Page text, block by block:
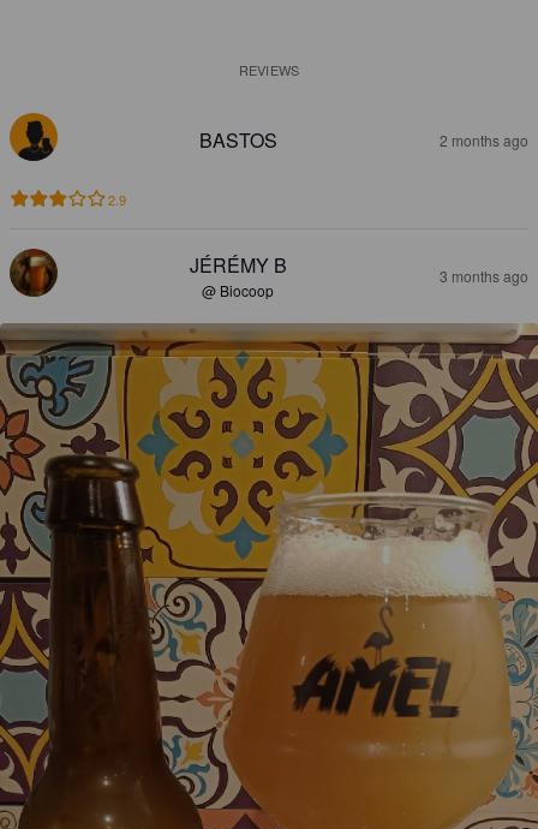
REVIEWS
BASTOS 2 months ago
2.9
JÉRÉMY B
@ Biocoop
3 months ago